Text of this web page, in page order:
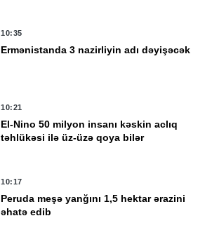
10:35
Ermənistanda 3 nazirliyin adı dəyişəcək
10:21
El-Nino 50 milyon insanı kəskin aclıq
təhlükəsi ilə üz-üzə qoya bilər
10:17
Peruda meşə yanğını 1,5 hektar ərazini
əhatə edib